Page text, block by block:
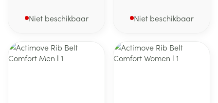
Niet beschikbaar Niet beschikbaar